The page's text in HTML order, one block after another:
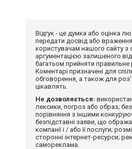
Відгук - це думка або оцінка
передати досвід або
користувачам нашого сайту
аргументацією залишеного
багатьом прийняти правильне
Коментарі призначені для
обговорення, а також для
цікавлять.
Не дозволяється:
лексики, погроз або образ;
порівняння з іншими
безпідставні заяви, що
компанії і / або її послуги;
сторонні інтернет-ресурси;
самореклама.